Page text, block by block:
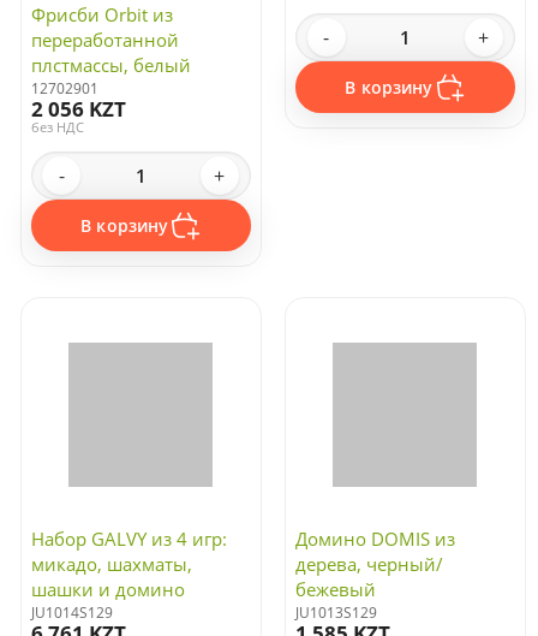
Фрисби Orbit из
переработанной
плстмассы, белый
12702901
2 056 KZT
без НДС
- +
В корзину
- +
В корзину
Набор GALVY из 4 игр:
микадо, шахматы,
шашки и домино
JU1014S129
Домино DOMIS из
дерева, черный/
бежевый
JU1013S129